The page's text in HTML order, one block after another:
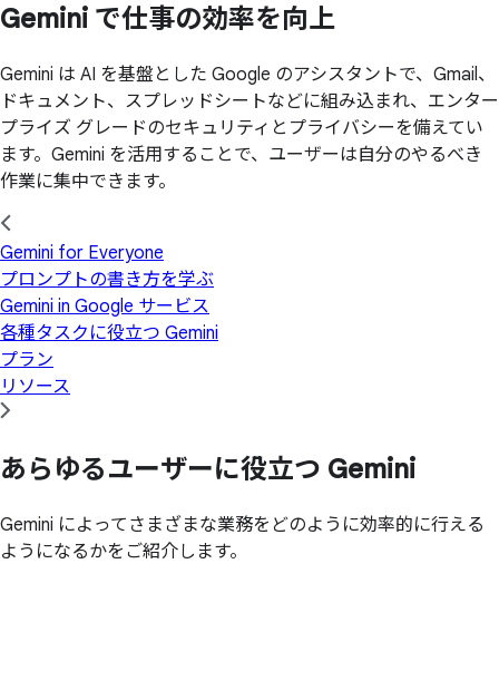
Gemini で仕事の効率を向上
Gemini は AI を基盤とした Google のアシスタントで、Gmail、
ドキュメント、スプレッドシートなどに組み込まれ、エンター
プライズ グレードのセキュリティとプライバシーを備えてい
ます。Gemini を活用することで、ユーザーは自分のやるべき
作業に集中できます。
Gemini for Everyone
プロンプトの書き方を学ぶ
Gemini in Google サービス
各種タスクに役立つ Gemini
プラン
リソース
あらゆるユーザーに役立つ Gemini
Gemini によってさまざまな業務をどのように効率的に行える
ようになるかをご紹介します。